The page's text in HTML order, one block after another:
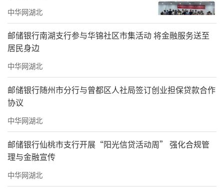
中华网湖北
邮储银行南湖支行参与华锦社区市集活动 将金融服务送至
居民身边
中华网湖北
邮储银行随州市分行与曾都区人社局签订创业担保贷款合作
协议
中华网湖北
邮储银行仙桃市支行开展“阳光信贷活动周” 强化合规管
理与金融宣传
中华网湖北